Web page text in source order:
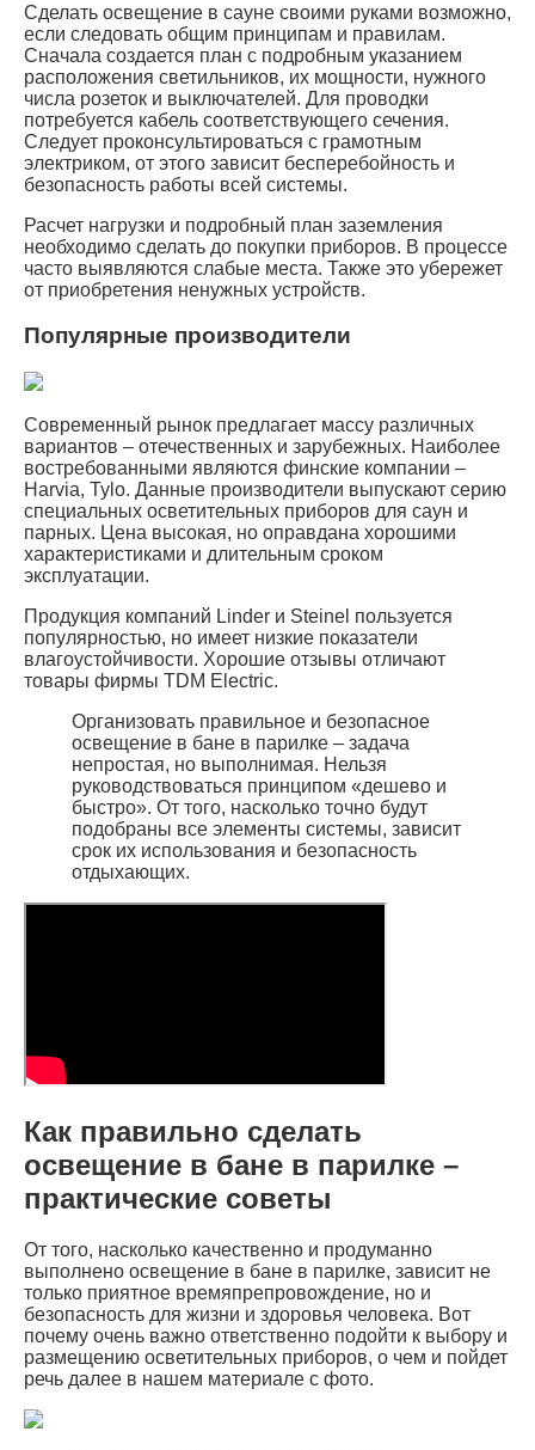
Сделать освещение в сауне своими руками возможно,
если следовать общим принципам и правилам.
Сначала создается план с подробным указанием
расположения светильников, их мощности, нужного
числа розеток и выключателей. Для проводки
потребуется кабель соответствующего сечения.
Следует проконсультироваться с грамотным
электриком, от этого зависит бесперебойность и
безопасность работы всей системы.
Расчет нагрузки и подробный план заземления
необходимо сделать до покупки приборов. В процессе
часто выявляются слабые места. Также это убережет
от приобретения ненужных устройств.
Популярные производители
Современный рынок предлагает массу различных
вариантов – отечественных и зарубежных. Наиболее
востребованными являются финские компании –
Harvia, Tylo. Данные производители выпускают серию
специальных осветительных приборов для саун и
парных. Цена высокая, но оправдана хорошими
характеристиками и длительным сроком
эксплуатации.
Продукция компаний Linder и Steinel пользуется
популярностью, но имеет низкие показатели
влагоустойчивости. Хорошие отзывы отличают
товары фирмы TDM Electric.
Организовать правильное и безопасное
освещение в бане в парилке – задача
непростая, но выполнимая. Нельзя
руководствоваться принципом «дешево и
быстро». От того, насколько точно будут
подобраны все элементы системы, зависит
срок их использования и безопасность
отдыхающих.
Как правильно сделать
освещение в бане в парилке –
практические советы
От того, насколько качественно и продуманно
выполнено освещение в бане в парилке, зависит не
только приятное времяпрепровождение, но и
безопасность для жизни и здоровья человека. Вот
почему очень важно ответственно подойти к выбору и
размещению осветительных приборов, о чем и пойдет
речь далее в нашем материале с фото.